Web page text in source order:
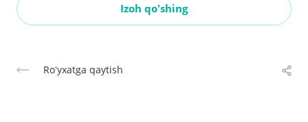
Izoh qo'shing
Roʻyxatga qaytish